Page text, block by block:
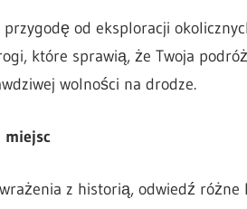
od eksploracji
które sprawią, że Twoja
wolności na drodze.
miejsc
z historią, odwiedź różne